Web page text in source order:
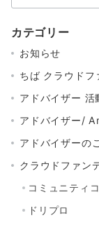
索：
カテゴリー
お知らせ
ちば クラウドフ
アドバイザー 活
アドバイザー/
アドバイザーの
クラウドファン
コミュニティ
ドリプロ